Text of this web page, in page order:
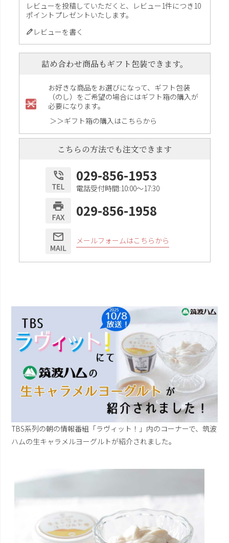
レビューを投稿していただくと、レビュー1件につき10
ポイントプレゼントいたします。
レビューを書く
詰め合わせ商品もギフト包装できます。
お好きな商品をお選びになって、ギフト包装
（のし）をご希望の場合にはギフト箱の購入が
必要になります。
＞＞ギフト箱の購入はこちらから
こちらの方法でも注文できます
029-856-1953
電話受付時間:10:00〜17:30
029-856-1958
メールフォームはこちらから
TBS系列の朝の情報番組「ラヴィット！」内のコーナーで、筑波
ハムの生キャラメルヨーグルトが紹介されました。